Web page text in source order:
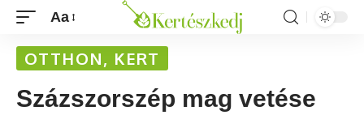
Aa
OTTHON, KERT
Százszorszép mag vetése